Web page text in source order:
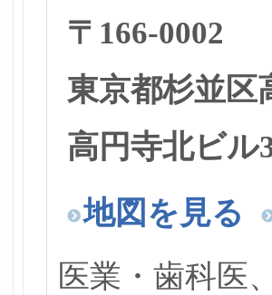
〒166-0002
東京都杉並区
高円寺北ビル
地図を見る
医業・歯科医